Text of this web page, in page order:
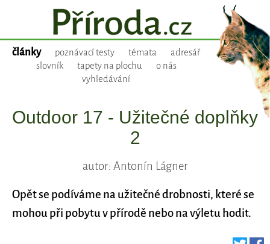
články poznávací testy témata
adresář
slovník
tapety na plochu
o nás
vyhledávání
Outdoor 17 - Užitečné doplňky
2
autor: Antonín Lágner
Opět se podíváme na užitečné drobnosti, které se
mohou při pobytu v přírodě nebo na výletu hodit.